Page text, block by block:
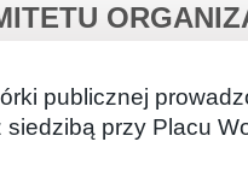
publicznej
siedzibą przy Placu